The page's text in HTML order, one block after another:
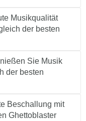
Musikqualität
der besten
Sie Musik
der besten
Beschallung mit
Ghettoblaster